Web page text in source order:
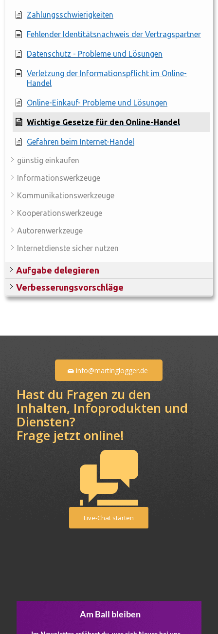
Zahlungsschwierigkeiten
Fehlender Identitätsnachweis der Vertragspartner
Datenschutz - Probleme und Lösungen
Verletzung der Informationspflicht im Online-
Handel
Online-Einkauf- Probleme und Lösungen
Wichtige Gesetze für den Online-Handel
Gefahren beim Internet-Handel
günstig einkaufen
Informationswerkzeuge
Kommunikationswerkzeuge
Kooperationswerkzeuge
Autorenwerkzeuge
Internetdienste sicher nutzen
Aufgabe delegieren
Verbesserungsvorschläge
info@martinglogger.de
Hast du Fragen zu den
Inhalten, Infoprodukten und
Diensten?
Frage jetzt online!
Live-Chat starten